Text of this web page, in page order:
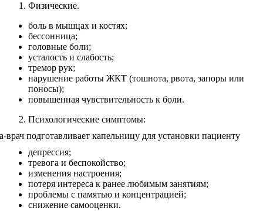
Физические.
боль в мышцах и костях;
бессонница;
головные боли;
усталость и слабость;
тремор рук;
нарушение работы ЖКТ (тошнота, рвота, запоры или
поносы);
повышенная чувствительность к боли.
Психологические симптомы:
депрессия;
тревога и беспокойство;
изменения настроения;
потеря интереса к ранее любимым занятиям;
проблемы с памятью и концентрацией;
снижение самооценки.